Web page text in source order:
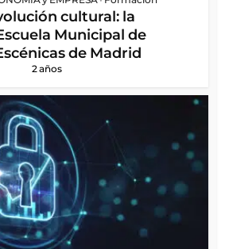
cultural: la
Municipal de
de Madrid
2 años